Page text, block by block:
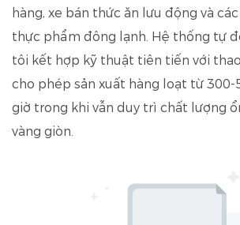
hàng, xe bán thức ăn lưu động và
thực phẩm đông lạnh. Hệ thống tự
tôi kết hợp kỹ thuật tiên tiến với
cho phép sản xuất hàng loạt từ 300-
giờ trong khi vẫn duy trì chất lượng
vàng giòn.